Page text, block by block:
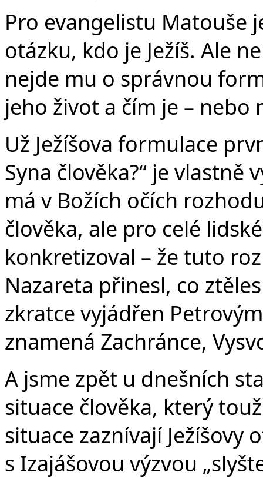
Pro evangelistu Matouše
otázku, kdo je Ježíš. Ale
nejde mu o správnou
jeho život a čím je – nebo
Už Ježíšova formulace
Syna člověka?“ je vlastně
má v Božích očích
člověka, ale pro celé
konkretizoval – že tuto
Nazareta přinesl, co
zkratce vyjádřen
znamená Zachránce,
A jsme zpět u dnešních
situace člověka, který
situace zaznívají Ježíšovy
s Izajášovou výzvou